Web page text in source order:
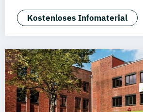
Augsburg Bielefeld
Dresden Duisburg Karlsruhe
Mainz Münster Aachen
deutschlandweit Bonn
Kostenloses Infomaterial